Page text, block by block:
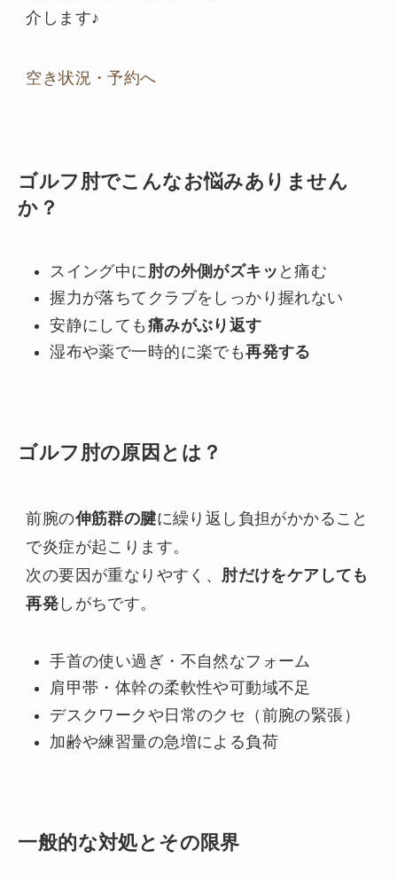
介します♪
空き状況・予約へ
ゴルフ肘でこんなお悩みありません
か？
スイング中に 肘の外側がズキッ と痛む
握力が落ちてクラブをしっかり握れない
安静にしても 痛みがぶり返す
湿布や薬で一時的に楽でも再発する
ゴルフ肘の原因とは？
前腕の伸筋群の腱に繰り返し負担がかかること
で炎症が起こります。
次の要因が重なりやすく、 肘だけをケアしても
再発 しがちです。
手首の使い過ぎ・不自然なフォーム
肩甲帯・体幹の柔軟性や可動域不足
デスクワークや日常のクセ（前腕の緊張）
加齢や練習量の急増による負荷
一般的な対処とその限界